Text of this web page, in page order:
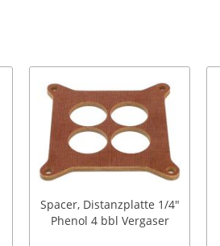
Spacer, Distanzplatte 1/4"
Phenol 4 bbl Vergaser